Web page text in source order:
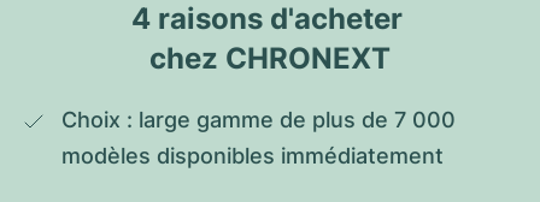
4 raisons d'acheter
chez CHRONEXT
Choix : large gamme de plus de 7 000
modèles disponibles immédiatement